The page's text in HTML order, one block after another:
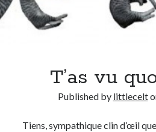
T’as vu
Published by littlecelt
Tiens, sympathique clin d’œil